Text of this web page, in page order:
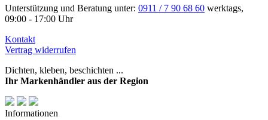
Unterstützung und Beratung unter: 0911 / 7 90 68 60 werktags,
09:00 - 17:00 Uhr
Kontakt
Vertrag widerrufen
Dichten, kleben, beschichten ...
Ihr Markenhändler aus der Region
Informationen